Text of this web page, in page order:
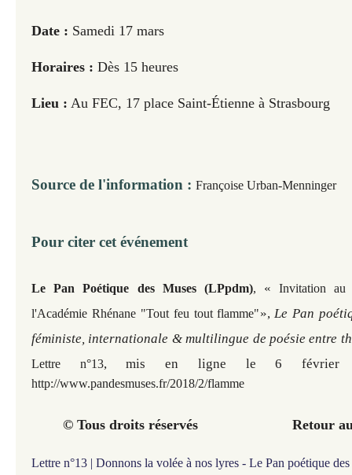
Date : Samedi 17 mars
Horaires : Dès 15 heures
Lieu : Au FEC, 17 place Saint-Étienne à Strasbourg
Source de l'information : Françoise Urban-Menninger
Pour citer cet événement
Le Pan Poétique des Muses (LPpdm), «
Invitation au
l'Académie Rhénane "Tout feu tout flamme"»,Le Pan
féministe, internationale & multilingue de poésie entre
Lettre n°13, mis en ligne le 6 février
http://www.pandesmuses.fr/2018/2/flamme
© Tous droits réservés Retour
Lettre n°13 | Donnons la volée à nos lyres - Le Pan poétique des